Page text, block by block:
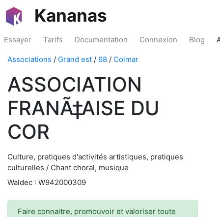
Kananas
Essayer Tarifs Documentation Connexion Blog
Associations / Grand est / 68 / Colmar
ASSOCIATION
FRANÃ‡AISE DU
COR
Culture, pratiques d'activités artistiques, pratiques
culturelles / Chant choral, musique
Waldec : W942000309
Faire connaitre, promouvoir et valoriser toute